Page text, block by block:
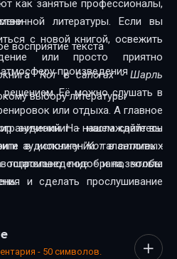
как занятые профессионалы,
литературы. Если вы
с новой книгой, освежить
или просто приятно
"Кот в сапогах - Шарль
Её можно слушать в
или отдыха. А главное
На нашем сайте вы
в исполнении талантливых
тщательно подобрана, чтобы
и сделать прослушивание
Новинки и классика,
нашёл книгу по душе.
восприятие текста
произведения
выбору литературы
аудиокниг - наслаждайтесь
аудиокнигу"Кот в сапогах -
- и позвольте
- 50 символов.